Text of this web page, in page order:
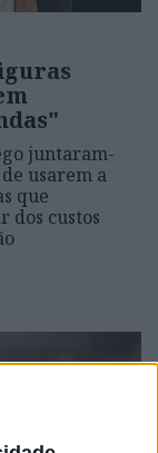
juntaram-
usarem a
que
dos custos